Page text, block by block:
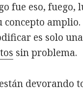
fue eso, fuego,
es solo
sin problema.
devorando